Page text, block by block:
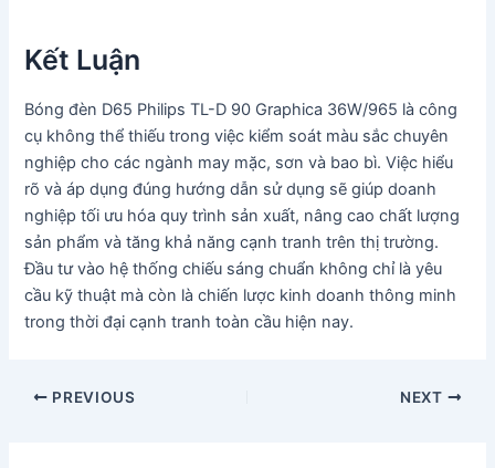
Kết Luận
Bóng đèn D65 Philips TL-D 90 Graphica 36W/965 là công
cụ không thể thiếu trong việc kiểm soát màu sắc chuyên
nghiệp cho các ngành may mặc, sơn và bao bì. Việc hiểu
rõ và áp dụng đúng hướng dẫn sử dụng sẽ giúp doanh
nghiệp tối ưu hóa quy trình sản xuất, nâng cao chất lượng
sản phẩm và tăng khả năng cạnh tranh trên thị trường.
Đầu tư vào hệ thống chiếu sáng chuẩn không chỉ là yêu
cầu kỹ thuật mà còn là chiến lược kinh doanh thông minh
trong thời đại cạnh tranh toàn cầu hiện nay.
Post
PREVIOUS NEXT